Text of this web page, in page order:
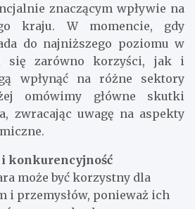
znaczącym wpływie na
kraju. W momencie, gdy
do najniższego poziomu w
się zarówno korzyści, jak i
wpłynąć na różne sektory
omówimy główne skutki
zwracając uwagę na aspekty
i konkurencyjność
może być korzystny dla
i przemysłów, ponieważ ich